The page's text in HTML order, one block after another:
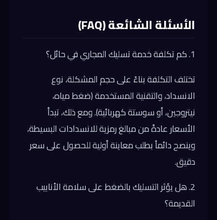
الأسئلة الشائعة (FAQ)
1. كم تكلفة خدمة تسليك المجاري في حائل؟
تختلف التكلفة بناءً على حجم المشكلة، نوع
الانسداد، والتقنية المستخدمة (ضغط مياه،
نيتروجين، أو سوستة كهربائية). ومع ذلك، تبدأ
الأسعار عادةً من مبالغ رمزية للانسدادات البسيطة،
وينصح دائماً بطلب معاينة أولية للحصول على سعر
دقيق.
2. هل يؤثر التسليك بالضغط على سلامة الأنابيب
القديمة؟